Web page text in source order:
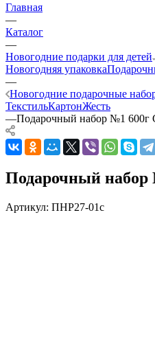
Главная
—
Каталог
—
Новогодние подарки для детей
Новогодняя упаковка
—
Новогодние подарочные
ТекстильКартонЖесть
—Подарочный набор №1 600г
Подарочный набор
Артикул: ПНР27-01с